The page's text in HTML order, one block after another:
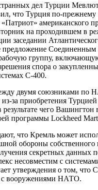
дел Турции
что Турция по-прежнему
американского
на проходившем в
заседании
предложение Соединенным
группу,
спора о
С-400.
двумя союзниками по
за приобретения
чего
программы Lockheed
что Кремль может
обороны собственного
секретных данных
несовместим с
утверждения о том, что
с вооружениями НАТО.